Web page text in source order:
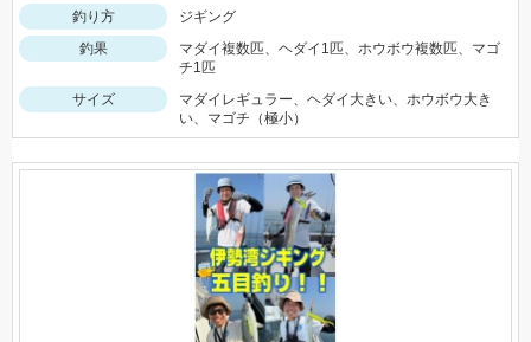
釣り方
ジギング
釣果
マダイ複数匹、ヘダイ1匹、ホウボウ複数匹、マゴ
チ1匹
サイズ
マダイレギュラー、ヘダイ大きい、ホウボウ大き
い、マゴチ（極小）